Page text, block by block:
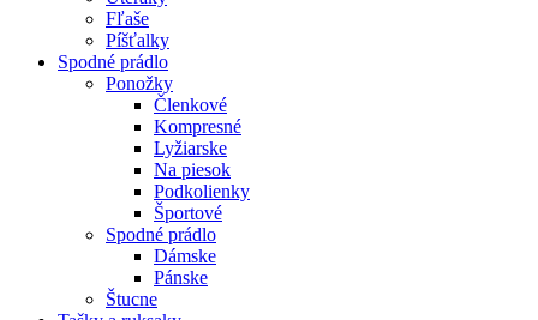
Fľaše
Píšťalky
Spodné prádlo
Ponožky
Členkové
Kompresné
Lyžiarske
Na piesok
Podkolienky
Športové
Spodné prádlo
Dámske
Pánske
Štucne